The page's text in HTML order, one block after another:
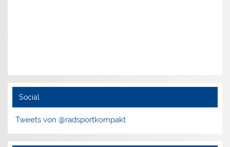
Social
Tweets von @radsportkompakt